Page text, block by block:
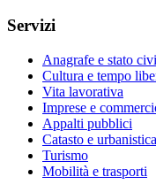
Servizi
Anagrafe e stato
Cultura e tempo
Vita lavorativa
Imprese e
Appalti pubblici
Catasto e urbanistica
Turismo
Mobilità e trasporti